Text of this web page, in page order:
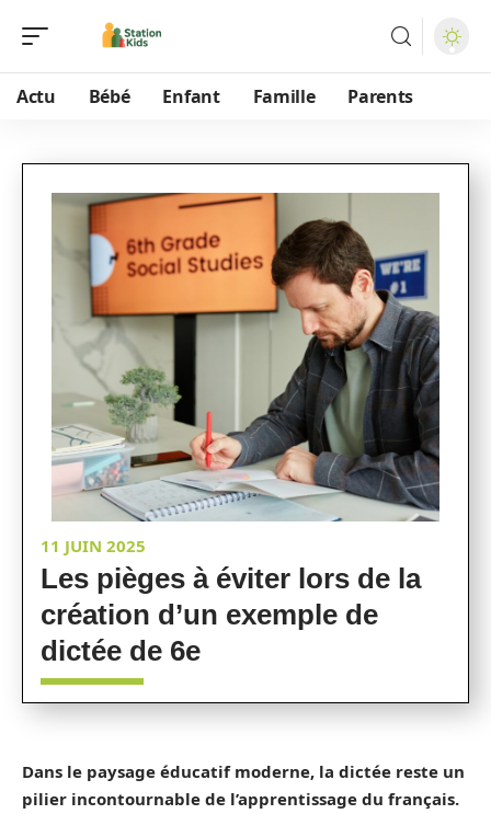
Actu Bébé Enfant Famille Parents
11 JUIN 2025
Les pièges à éviter lors de la
création d’un exemple de
dictée de 6e
Dans le paysage éducatif moderne, la dictée reste un
pilier incontournable de l’apprentissage du français.